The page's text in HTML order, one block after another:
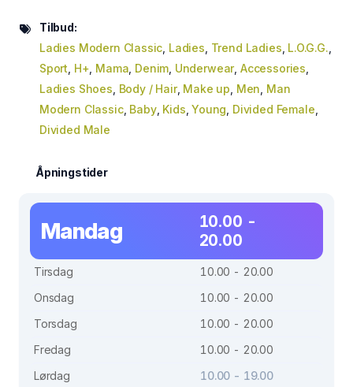
Tilbud:
Ladies Modern Classic Ladies Trend Ladies L.O.G.G.
Sport H+ Mama Denim Underwear, Accessories
Ladies Shoes Body / Hair, Make up Men Man
Modern Classic, Baby, Kids ,Young Divided Female
Divided Male
Åpningstider
Mandag
10.00 -
20.00
Tirsdag
10.00 - 20.00
Onsdag
10.00 - 20.00
Torsdag
10.00 - 20.00
Fredag
10.00 - 20.00
Lørdag
10.00 - 19.00